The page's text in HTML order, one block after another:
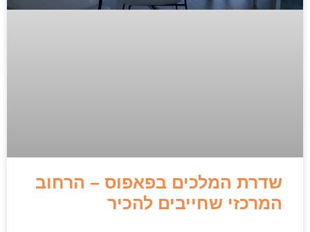
שדרת המלכים בפאפוס – הרחוב
המרכזי שחייבים להכיר